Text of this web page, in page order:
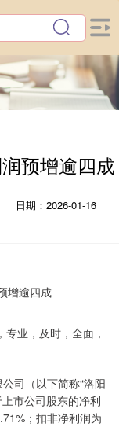
预增逾四成
日期：2026-01-16
业，及时，全面，
司（以下简称“洛阳
市公司股东的净利
；扣非净利润为